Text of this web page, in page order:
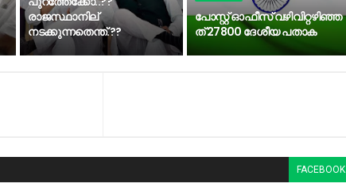
രാജസ്ഥാനില്
നടക്കുന്നതെന്ത്.??
പോസ്റ്റ് ഓഫീസ് വഴിവി​റ്റ​ഴി​ഞ്ഞ​
ത് 27800​ ​ദേ​ശീ​യ​ ​പ​താ​ക
FACEBOOK